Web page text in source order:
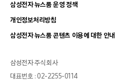
삼성전자 뉴스룸 운영 정책
개인정보처리방침
삼성전자 뉴스룸 콘텐츠 이용에 대한 안내
삼성전자 주식회사
대표번호 : 02-2255-0114